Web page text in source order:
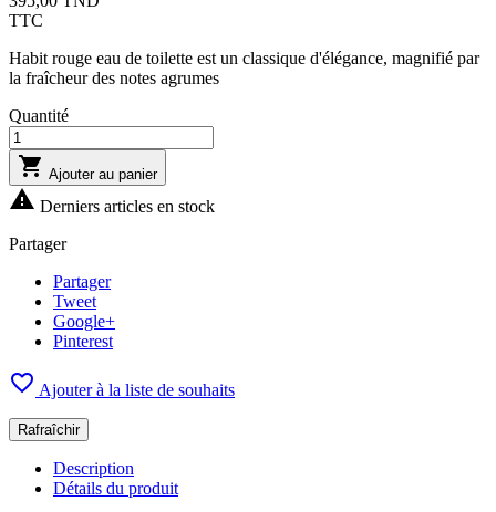
TTC
Habit rouge eau de toilette est un classique d'élégance, magnifié par
la fraîcheur des notes agrumes
Quantité
 Ajouter au panier
 Derniers articles en stock
Partager
Partager
Tweet
Google+
Pinterest
 Ajouter à la liste de souhaits
Description
Détails du produit